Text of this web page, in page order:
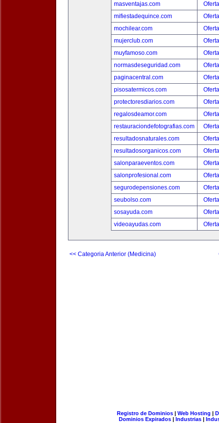
masventajas.com
mifiestadequince.com
mochilear.com
mujerclub.com
muyfamoso.com
normasdeseguridad.com
paginacentral.com
pisosatermicos.com
protectoresdiarios.com
regalosdeamor.com
restauraciondefotografias.com
resultadosnaturales.com
resultadosorganicos.com
salonparaeventos.com
salonprofesional.com
segurodepensiones.com
seubolso.com
sosayuda.com
videoayudas.com
<< Categoria Anterior (Medicina)
Registro de Dominios| Web Hosting |
Dominios Expirados | Industrias |